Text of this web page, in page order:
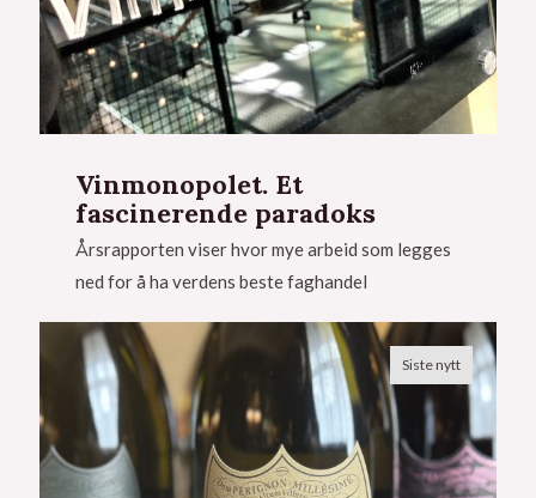
Vinmonopolet. Et
fascinerende paradoks
Årsrapporten viser hvor mye arbeid som legges
ned for å ha verdens beste faghandel
Siste nytt